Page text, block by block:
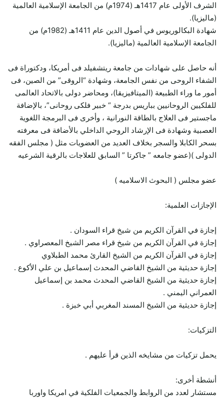
الشرف الأولى عام 1417هـ (1974م) من الجامعة الإسلامية العالمية
(ماليزيا).
شهادة البكالوريوس في أصول الدين عام 1411هـ (1982م) من
الجامعة الإسلامية العالمية (ماليزيا).
أنه حاصل على شهادات من جامعة ريتشفيلد فى أمريكا، ودكتوراة فى
الشفاء الروحى من نفس الجامعة، وشهادة “الروقى” من الصين، فى
أمور ما وراء الطبيعة (الميتافيزيقا)، ومحاضر دولى بالاتحاد العالمى
للفلكيين الروحانيين بباريس بدرجة “ خبير فلكى روحانى”، بالإضافة
ماجستير فى العلاج بالطاقة النورانية ، وأخرى فى البرمجة اللغوية
العصبية وشهادة فى الإرشاد الروحي الداخلي بالأضافة فى معرفته
بسحر الكابلا والسجر بخلاف العديد من العضويات مثل ( مجلس الفقه
الدولى )(عضو جامعه ” جاكرتا ” السابق للعلاجات بالرقية الشرعيه
عضو مجلس ( البحوث الاسلاميه )
الإجازات العلمية:
إجازة في القرآن الكريم من شيخ قراء السودان .
إجازة في القرآن الكريم من شيخ قراء مصر الشيخ المعصراوي .
إجازة في القرآن الكريم من الشيخ القارئ محمد الطبلاوي
إجازة حديثية من الشيخ القاضي المحدث إسماعيل بن علي الأكوع .
إجازة حديثية من الشيخ القاضي المحدث محمد بن إسماعيل
العمراني اليمني .
إجازة حديثية من الشيخ المسند المغربي أبي خبزة .
التزكيات:
يحمل تزكيات من مشايخه الذين قرأ عليهم .
أنشطة أخرى:
مستشار لعدد من الروابط والجمعيات الفلكية في امريكا واوربا